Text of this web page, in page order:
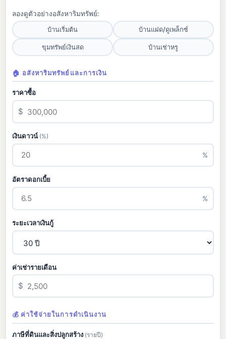
ลองดูตัวอย่างอสังหาริมทรัพย์:
บ้านเริ่มต้น บ้านแฝด/ดูเพล็กซ์
ขุมทรัพย์เงินสด บ้านเช่าหรู
🏠 อสังหาริมทรัพย์และการเงิน
ราคาซื้อ
$
เงินดาวน์ (%)
%
อัตราดอกเบี้ย
%
ระยะเวลาเงินกู้
ค่าเช่ารายเดือน
$
💰 ค่าใช้จ่ายในการดำเนินงาน
ภาษีที่ดินและสิ่งปลูกสร้าง (รายปี)